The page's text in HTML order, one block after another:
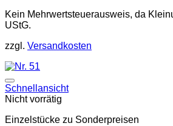
Kein Mehrwertsteuerausweis, da
UStG.
zzgl. Versandkosten
Schnellansicht
Nicht vorrätig
Einzelstücke zu Sonderpreisen